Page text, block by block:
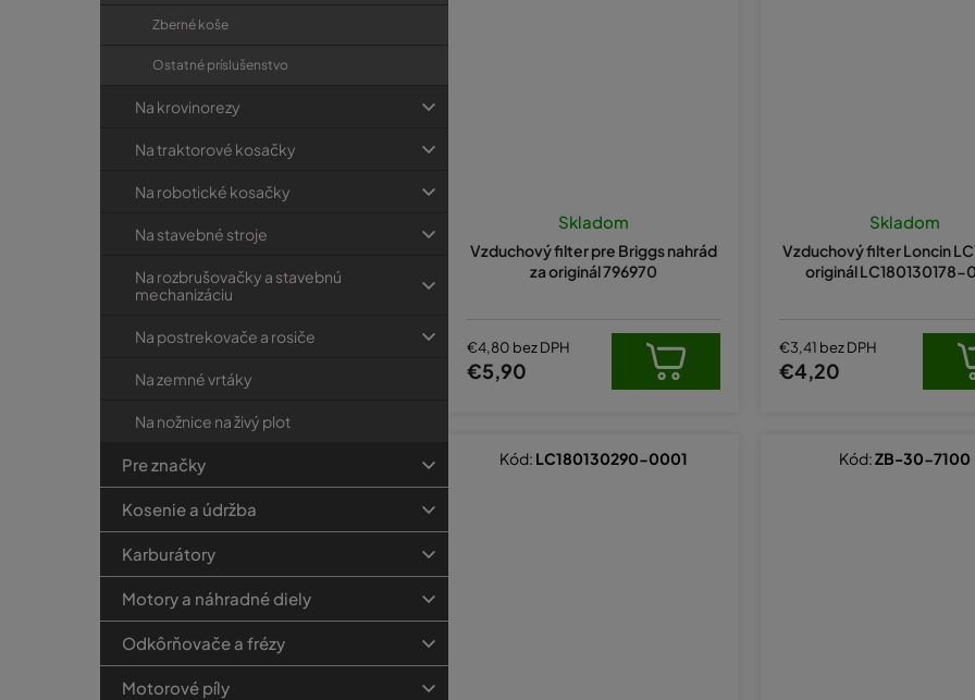
Zberné koše
Ostatné príslušenstvo
Na krovinorezy
Na traktorové kosačky
Na robotické kosačky
Na stavebné stroje
Na rozbrušovačky a stavebnú
mechanizáciu
Na postrekovače a rosiče
Na zemné vrtáky
Na nožnice na živý plot
Pre značky
Kosenie a údržba
Karburátory
Motory a náhradné diely
Odkôrňovače a frézy
Motorové píly
Vzduchový filter pre Briggs nahrád
za originál 796970
hodnotenie
produktu
je
5,0
hviezdičiek.
Skladom
€4,80 bez DPH
€5,90
Vzduchový filter Loncin
originál LC180130178-
Skladom
€3,41 bez DPH
€4,20
Kód: LC180130290-0001 Kód:ZB-30-7100